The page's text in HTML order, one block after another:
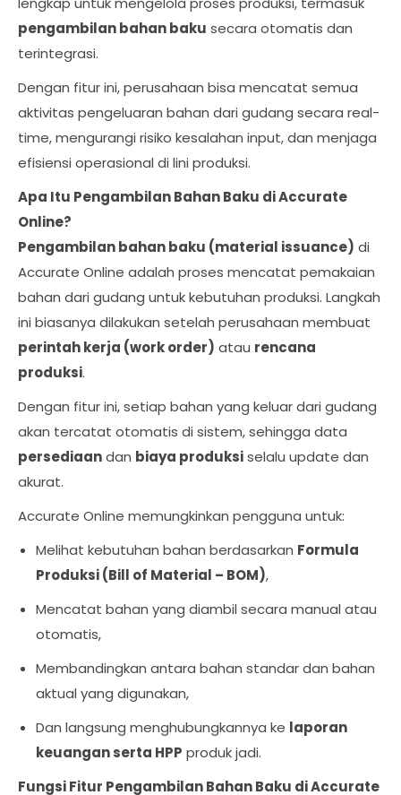
pengambilan bahan baku secara otomatis dan
terintegrasi.
Dengan fitur ini, perusahaan bisa mencatat semua
aktivitas pengeluaran bahan dari gudang secara real-
time, mengurangi risiko kesalahan input, dan menjaga
efisiensi operasional di lini produksi.
Apa Itu Pengambilan Bahan Baku di Accurate
Online?
Pengambilan bahan baku (material issuance) di
Accurate Online adalah proses mencatat pemakaian
bahan dari gudang untuk kebutuhan produksi. Langkah
ini biasanya dilakukan setelah perusahaan membuat
perintah kerja (work order) atau rencana
produksi.
Dengan fitur ini, setiap bahan yang keluar dari gudang
akan tercatat otomatis di sistem, sehingga data
persediaandan biaya produksiselalu update dan
akurat.
Accurate Online memungkinkan pengguna untuk:
Melihat kebutuhan bahan berdasarkan Formula
Produksi (Bill of Material – BOM),
Mencatat bahan yang diambil secara manual atau
otomatis,
Membandingkan antara bahan standar dan bahan
aktual yang digunakan,
Dan langsung menghubungkannya ke laporan
keuangan serta HPP produk jadi.
Fungsi Fitur Pengambilan Bahan Baku di Accurate